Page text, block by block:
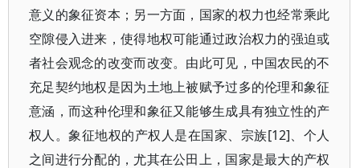
意义的象征资本；另一方面，国家的权力也经常乘此
空隙侵入进来，使得地权可能通过政治权力的强迫或
者社会观念的改变而改变。由此可见，中国农民的不
充足契约地权是因为土地上被赋予过多的伦理和象征
意涵，而这种伦理和象征又能够生成具有独立性的产
权人。象征地权的产权人是在国家、宗族[12]、个人
之间进行分配的，尤其在公田上，国家是最大的产权